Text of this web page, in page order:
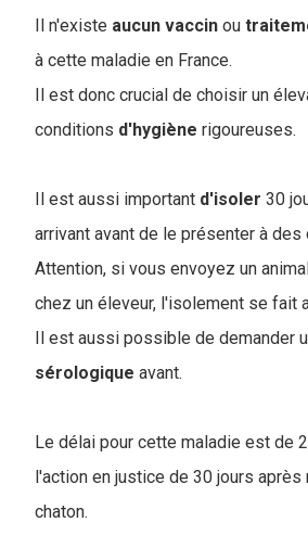
Il n'existe aucun vaccin ou
à cette maladie en France.
Il est donc crucial de choisir un
conditions d'hygiène rigoureuses.
Il est aussi important d'isoler 30
arrivant avant de le présenter à des
Attention, si vous envoyez un
chez un éleveur, l'isolement se fait
Il est aussi possible de demander
sérologique avant.
Le délai pour cette maladie est de
l'action en justice de 30 jours après
chaton.